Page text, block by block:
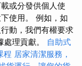
或分發供個人使
使用。 例如，如
動，我們有權要求
理貢獻。 自助式
程 居家清潔服務，